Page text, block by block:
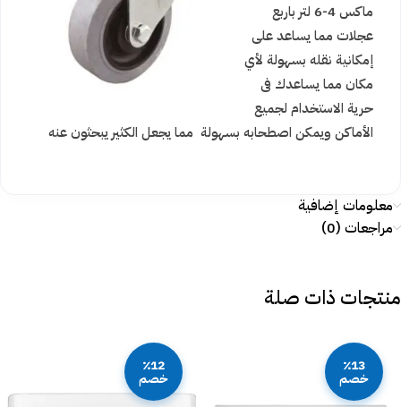
ماكس 4-6 لتر باربع
عجلات مما يساعد على
إمكانية نقله بسهولة لأي
مكان مما يساعدك فى
حرية الاستخدام لجميع
الأماكن ويمكن اصطحابه بسهولة مما يجعل الكثير يبحثون عنه
معلومات إضافية
مراجعات (0)
منتجات ذات صلة
٪13
خصم
٪12
خصم